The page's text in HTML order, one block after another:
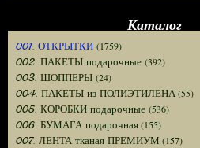
Каталог
001. ОТКРЫТКИ (1759)
002. ПАКЕТЫ подарочные (392)
003. ШОППЕРЫ (24)
004. ПАКЕТЫ из ПОЛИЭТИЛЕНА(55)
005. КОРОБКИ подарочные (536)
006. БУМАГА подарочная(155)
007. ЛЕНТА тканая ПРЕМИУМ (157)